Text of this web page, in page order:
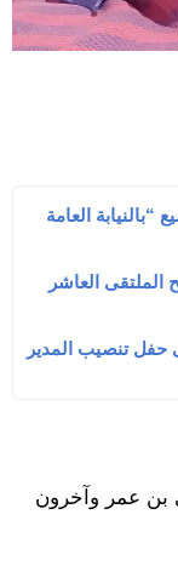
العامة
الملتقى العاشر
تنصيب المدير
بن عمر وآخرون